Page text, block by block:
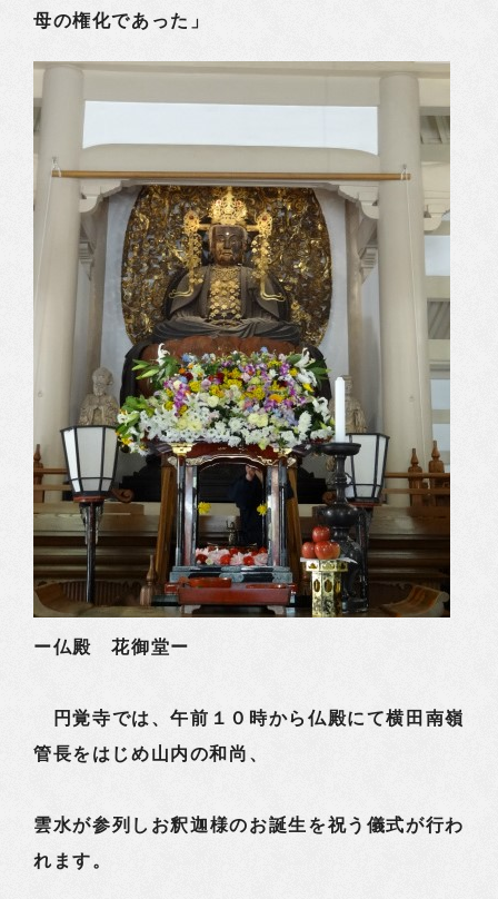
母の権化であった」
ー仏殿 花御堂ー
円覚寺では、午前１０時から仏殿にて横田南嶺
管長をはじめ山内の和尚、
雲水が参列しお釈迦様のお誕生を祝う儀式が行わ
れます。